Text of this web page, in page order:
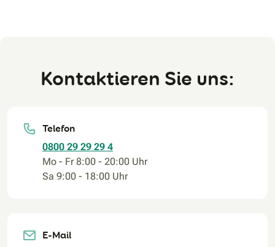
Kontaktieren Sie uns:
Telefon
0800 29 29 29 4
Mo - Fr 8:00 - 20:00 Uhr
Sa 9:00 - 18:00 Uhr
E-Mail